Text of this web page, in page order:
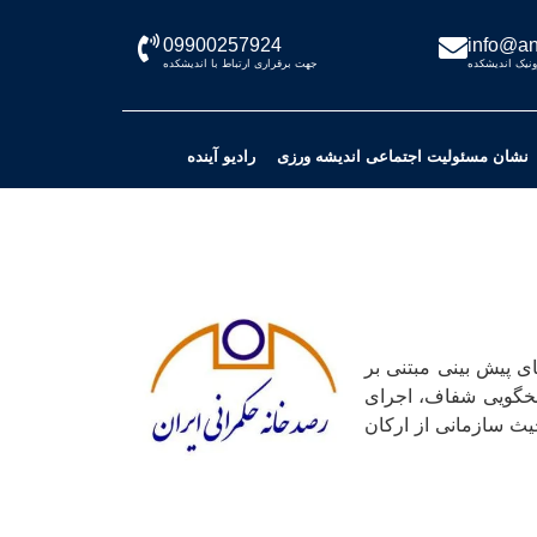
اندیشکده
09900257924
جهت برقراری ارتباط با اندیشکده
نشان مسئولیت اجتماعی اندیشه ورزی رادیو آینده
پیش بینی مبتنی بر
شفاف، اجرای
سازمانی از ارکان